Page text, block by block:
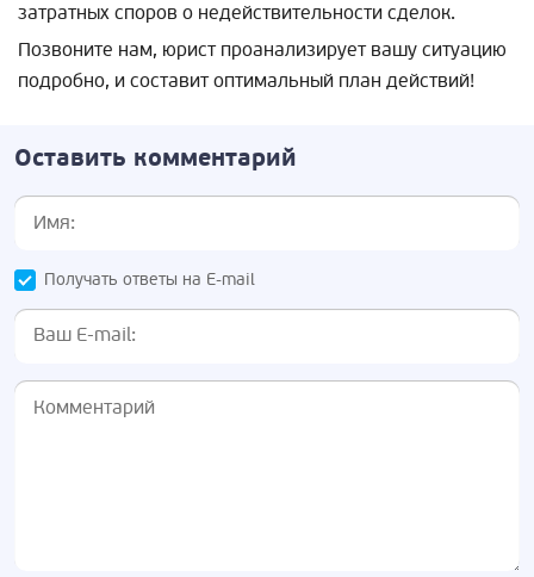
затратных споров о недействительности сделок.
Позвоните нам, юрист проанализирует вашу ситуацию
подробно, и составит оптимальный план действий!
Оставить комментарий
Получать ответы на E-mail